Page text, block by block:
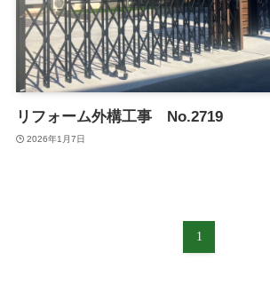
リフォーム外構工事 No.2719
2026年1月7日
1